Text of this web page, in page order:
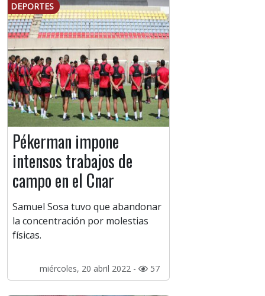
DEPORTES
Pékerman impone
intensos trabajos de
campo en el Cnar
Samuel Sosa tuvo que abandonar
la concentración por molestias
físicas.
miércoles, 20 abril 2022 - 57